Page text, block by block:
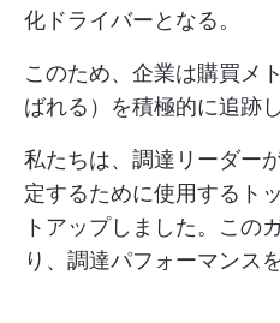
化ドライバーとなる。
このため、企業は購買メ
ばれる）を積極的に追跡
私たちは、調達リーダー
定するために使用するト
トアップしました。この
り、調達パフォーマンス